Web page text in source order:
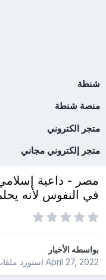
شنطة
منصة شنطة
متجر الكتروني
متجر إلكتروني مجاني
مصر - داعية
في النفوس لأنه يحلم
بواسطهالأخبار
April 27, 2022استورد